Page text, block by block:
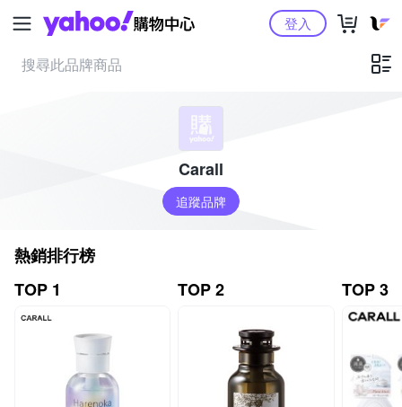
Yahoo購物中心登入
Carall
追蹤品牌
熱銷排行榜
TOP 1
TOP 2 TOP 3